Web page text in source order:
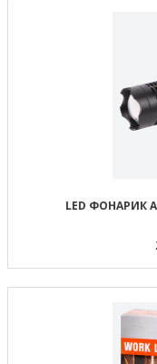
LED ФОНАРИК